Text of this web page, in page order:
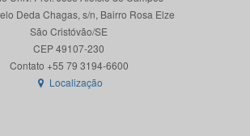
Deda Chagas, s/n, Bairro Rosa Elze
São Cristóvão/SE
CEP 49107-230
Localização